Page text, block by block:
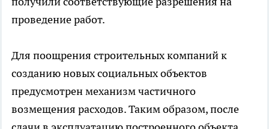
проведение работ.
Для поощрения строительных компаний к
созданию новых социальных объектов
предусмотрен механизм частичного
возмещения расходов. Таким образом, после